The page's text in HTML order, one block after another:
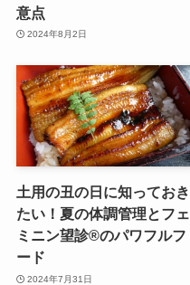
意点
2024年8月2日
土用の丑の日に知っておき
たい！夏の体調管理とフェ
ミニン望診®︎のパワフルフ
ード
2024年7月31日